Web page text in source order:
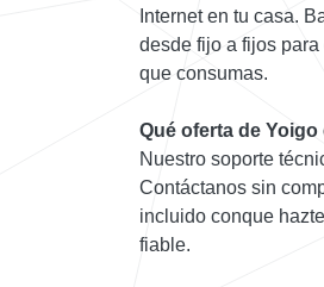
Internet en tu casa.
desde fijo a fijos
que consumas.
Qué oferta de
Nuestro soporte
Contáctanos sin
incluido conque
fiable.